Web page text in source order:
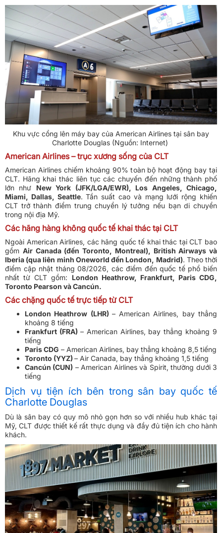
Khu vực cổng lên máy bay của American Airlines tại sân bay
Charlotte Douglas (Nguồn: Internet)
American Airlines – trục xương sống của CLT
American Airlines chiếm khoảng 90% toàn bộ hoạt động bay tại
CLT. Hãng khai thác liên tục các chuyến đến những thành phố
lớn như New York (JFK/LGA/EWR), Los Angeles, Chicago,
Miami, Dallas, Seattle. Tần suất cao và mạng lưới rộng khiến
CLT trở thành điểm trung chuyển lý tưởng nếu bạn di chuyển
trong nội địa Mỹ.
Các hãng hàng không quốc tế khai thác tại CLT
Ngoài American Airlines, các hãng quốc tế khai thác tại CLT bao
gồm Air Canada (đến Toronto, Montreal), British Airways và
Iberia (qua liên minh Oneworld đến London, Madrid). Theo thời
điểm cập nhật tháng 08/2026, các điểm đến quốc tế phổ biến
nhất từ CLT gồm: London Heathrow, Frankfurt, Paris CDG,
Toronto Pearson và Cancún.
Các chặng quốc tế trực tiếp từ CLT
London Heathrow (LHR) – American Airlines, bay thẳng
khoảng 8 tiếng
Frankfurt (FRA) – American Airlines, bay thẳng khoảng 9
tiếng
Paris CDG – American Airlines, bay thẳng khoảng 8,5 tiếng
Toronto (YYZ) – Air Canada, bay thẳng khoảng 1,5 tiếng
Cancún (CUN) – American Airlines và Spirit, thường dưới 3
tiếng
Dịch vụ tiện ích bên trong sân bay quốc tế
Charlotte Douglas
Dù là sân bay có quy mô nhỏ gọn hơn so với nhiều hub khác tại
Mỹ, CLT được thiết kế rất thực dụng và đầy đủ tiện ích cho hành
khách.